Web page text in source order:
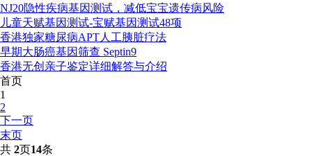
NJ20隐性疾病基因测试，减低宝宝遗传病风险
儿童天赋基因测试-宝赋基因测试48项
香港独家糖尿病APT人工胰脏疗法
早期大肠癌基因筛查 Septin9
香港无创亲子鉴定详细解答与介绍
首页
1
2
下一页
末页
共 2页14条